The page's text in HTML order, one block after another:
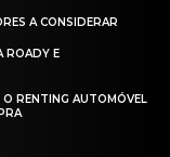
A CONSIDERAR
ROADY E
RENTING AUTOMÓVEL